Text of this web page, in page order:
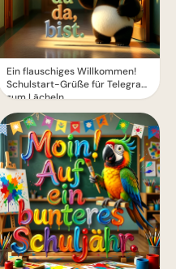
Ein flauschiges Willkommen!
Schulstart-Grüße für Telegram
zum Lächeln